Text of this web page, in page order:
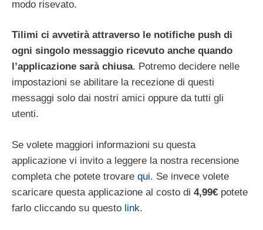
modo risevato.
Tilimi ci avvetirà attraverso le notifiche push di
ogni singolo messaggio ricevuto anche quando
l’applicazione sarà chiusa. Potremo decidere nelle
impostazioni se abilitare la recezione di questi
messaggi solo dai nostri amici oppure da tutti gli
utenti.
Se volete maggiori informazioni su questa
applicazione vi invito a leggere la nostra recensione
completa che potete trovare qui. Se invece volete
scaricare questa applicazione al costo di 4,99€ potete
farlo cliccando su questo link.